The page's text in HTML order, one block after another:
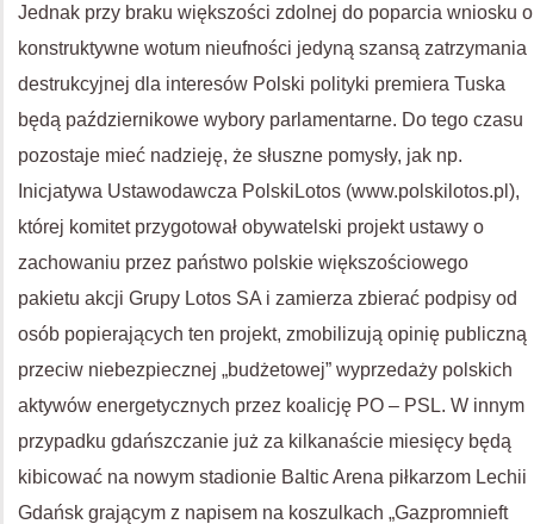
Jednak przy braku większości zdolnej do poparcia wniosku o
konstruktywne wotum nieufności jedyną szansą zatrzymania
destrukcyjnej dla interesów Polski polityki premiera Tuska
będą październikowe wybory parlamentarne. Do tego czasu
pozostaje mieć nadzieję, że słuszne pomysły, jak np.
Inicjatywa Ustawodawcza PolskiLotos (www.polskilotos.pl),
której komitet przygotował obywatelski projekt ustawy o
zachowaniu przez państwo polskie większościowego
pakietu akcji Grupy Lotos SA i zamierza zbierać podpisy od
osób popierających ten projekt, zmobilizują opinię publiczną
przeciw niebezpiecznej „budżetowej” wyprzedaży polskich
aktywów energetycznych przez koalicję PO – PSL. W innym
przypadku gdańszczanie już za kilkanaście miesięcy będą
kibicować na nowym stadionie Baltic Arena piłkarzom Lechii
Gdańsk grającym z napisem na koszulkach „Gazpromnieft